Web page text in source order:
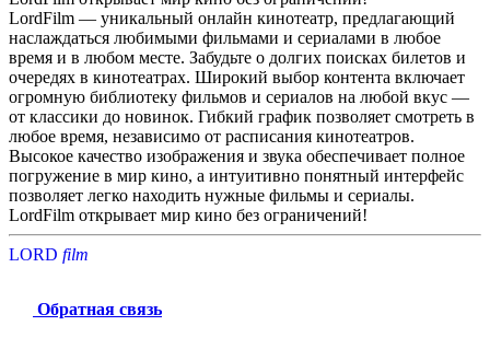
LordFilm — уникальный онлайн кинотеатр, предлагающий
наслаждаться любимыми фильмами и сериалами в любое
время и в любом месте. Забудьте о долгих поисках билетов и
очередях в кинотеатрах. Широкий выбор контента включает
огромную библиотеку фильмов и сериалов на любой вкус —
от классики до новинок. Гибкий график позволяет смотреть в
любое время, независимо от расписания кинотеатров.
Высокое качество изображения и звука обеспечивает полное
погружение в мир кино, а интуитивно понятный интерфейс
позволяет легко находить нужные фильмы и сериалы.
LordFilm открывает мир кино без ограничений!
LORD film
Обратная связь